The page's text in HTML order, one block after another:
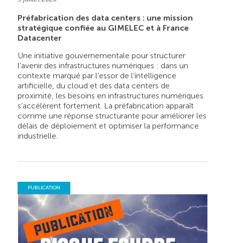
Préfabrication des data centers : une mission
stratégique confiée au GIMELEC et à France
Datacenter
Une initiative gouvernementale pour structurer
l’avenir des infrastructures numériques : dans un
contexte marqué par l’essor de l’intelligence
artificielle, du cloud et des data centers de
proximité, les besoins en infrastructures numériques
s’accélèrent fortement. La préfabrication apparaît
comme une réponse structurante pour améliorer les
délais de déploiement et optimiser la performance
industrielle.
PUBLICATION